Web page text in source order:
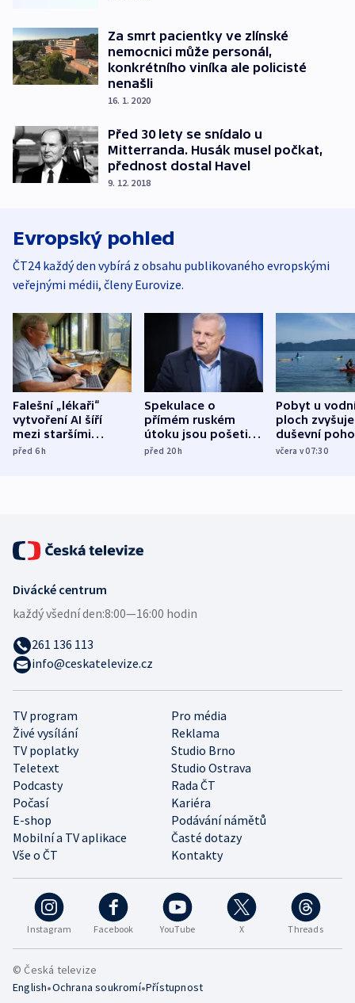
Za smrt pacientky ve zlínské
nemocnici může personál,
konkrétního viníka ale policisté
nenašli
16. 1. 2020
Před 30 lety se snídalo u
Mitterranda. Husák musel počkat,
přednost dostal Havel
9. 12. 2018
Evropský pohled
ČT24 každý den vybírá z obsahu publikovaného evropskými
veřejnými médii, členy Eurovize.
Falešní „lékaři“
vytvoření AI šíří
mezi staršími
Poláky nebezpečné
před 6h
Spekulace o
přímém ruském
útoku jsou pošetilé,
míní estonský
před 20h
Pobyt u
ploch zvyšuje
duševní
ukázala
včera v 07:30
Instagram Facebook YouTube X Threads
TV program
Pro média
Živé vysílání
Reklama
TV poplatky
Studio Brno
Teletext
Studio Ostrava
Podcasty
Rada ČT
Počasí
Kariéra
E-shop
Podávání námětů
Mobilní a TV aplikace
Časté dotazy
Vše o ČT
Kontakty
Divácké centrum
každý všední den:8:00—16:00 hodin
261 136 113
info@ceskatelevize.cz
© Česká televize
English•Ochrana soukromí•Přístupnost